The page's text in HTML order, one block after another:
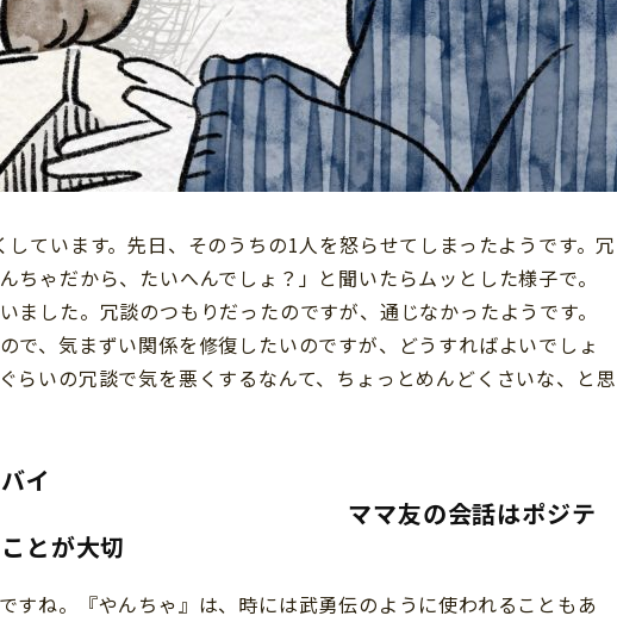
ています。先日、そのうちの1人を怒らせてしまったようです。冗
ゃだから、たいへんでしょ？」と聞いたらムッとした様子で。
ました。冗談のつもりだったのですが、通じなかったようです。
で、気まずい関係を修復したいのですが、どうすればよいでしょ
らいの冗談で気を悪くするなんて、ちょっとめんどくさいな、と思
イ
ママ友の会話はポジテ
とが大切
すね。『やんちゃ』は、時には武勇伝のように使われることもあ